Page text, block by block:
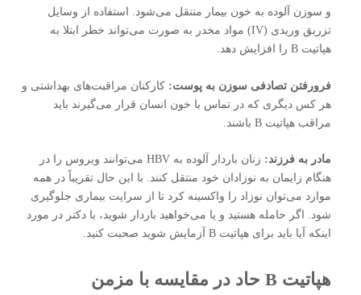
و سوزن آلوده به خون بیمار منتقل می‌شود. استفاده از وسایل
تزریق وریدی (IV) مواد مخدر به صورت می‌تواند خطر ابتلا به
هپاتیت B را افزایش دهد.
فرورفتن تصادفی سوزن به پوست: کارکنان مراقبت‌های بهداشتی و
هر کس دیگری که در تماس با خون انسان قرار می‌گیرند باید
مراقب هپاتیت B باشند.
مادر به فرزند:
زنان باردار آلوده به HBV می‌توانند ویروس را در
هنگام زایمان به نوزادان خود منتقل کنند. با این حال تقریباً در همه
موارد می‌توان نوزاد را واکسینه کرد تا از سرایت بیماری جلوگیری
شود. اگر حامله هستید و یا می‌خواهید باردار شوید، با دکتر در مورد
اینکه آیا باید برای هپاتیت B آزمایش شوید صحبت کنید.
هپاتیت B حاد در مقایسه با مزمن